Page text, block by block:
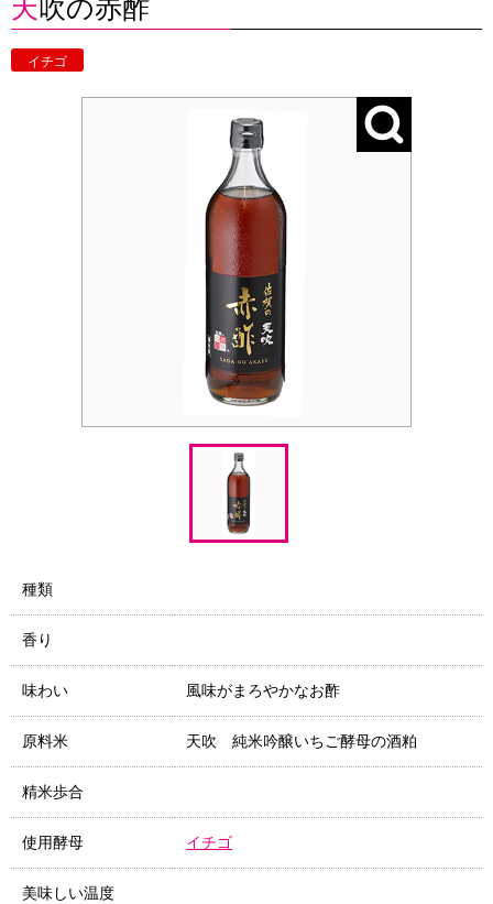
天吹の赤酢
イチゴ
種類
香り
味わい 風味がまろやかなお酢
原料米 天吹 純米吟醸いちご酵母の酒粕
精米歩合
使用酵母 イチゴ
美味しい温度